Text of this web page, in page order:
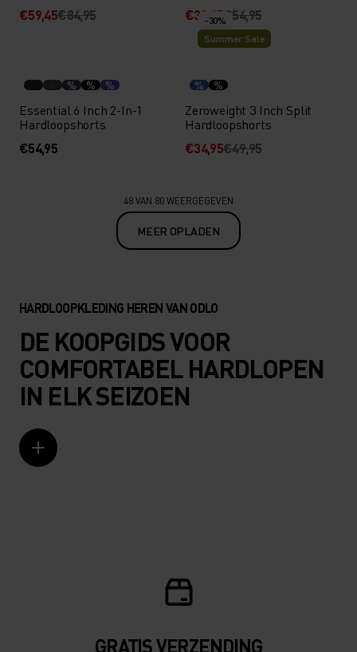
€59,45€84,95
€38,45€54,95
% % %
Essential 6 Inch 2-In-1
Hardloopshorts
€54,95
-30%
Summer Sale
% %
Zeroweight 3 Inch Split
Hardloopshorts
€34,95€49,95
48 VAN 80 WEERGEGEVEN
MEER OPLADEN
HARDLOOPKLEDING HEREN VAN ODLO
DE KOOPGIDS VOOR
COMFORTABEL HARDLOPEN
IN ELK SEIZOEN
GRATIS VERZENDING​​​​​​​​​​​​​​